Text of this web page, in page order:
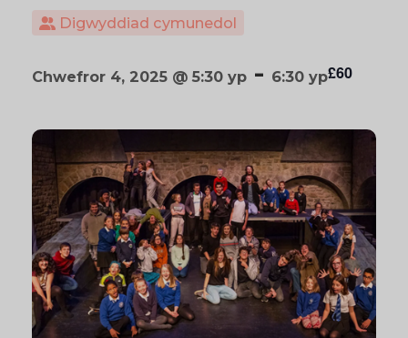
Digwyddiad cymunedol
Chwefror 4, 2025 @ 5:30 yp - 6:30 yp£60